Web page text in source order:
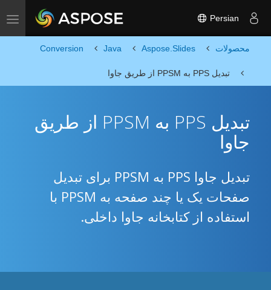
Toggle navigation Persian
محصولات Aspose.Slides
Java
Conversion
تبدیل PPS به PPSM از طریق جاوا
تبدیل PPS به PPSM از طریق
جاوا
تبدیل جاوا PPS به PPSM برای تبدیل
صفحات یک یا چند صفحه به PPSM با
استفاده از کتابخانه جاوا داخلی.